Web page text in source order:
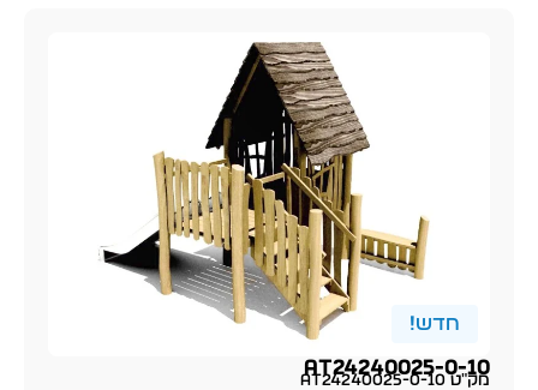
חדש!
AT24240025-0-10
מק״ט AT24240025-0-10